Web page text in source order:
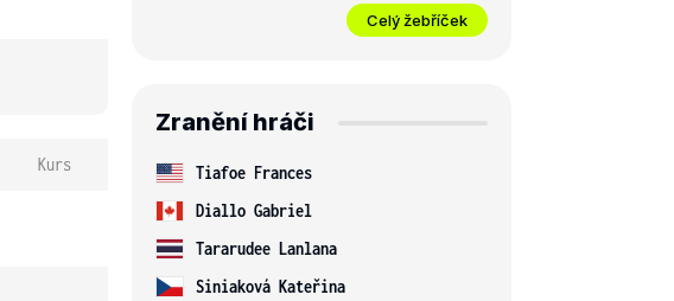
Kurs
Celý žebříček
Zranění hráči
Tiafoe Frances
Diallo Gabriel
Tararudee Lanlana
Siniaková Kateřina